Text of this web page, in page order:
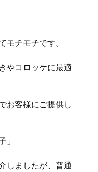
モチモチです。
やコロッケに最適
お客様にご提供し
」
しましたが、普通